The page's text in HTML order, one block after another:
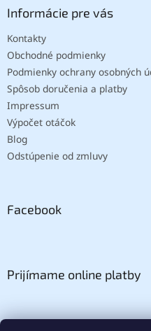
Informácie pre vás
Kontakty
Obchodné podmienky
Podmienky ochrany osobných
Spôsob doručenia a platby
Impressum
Výpočet otáčok
Blog
Odstúpenie od zmluvy
Facebook
Prijímame online platby